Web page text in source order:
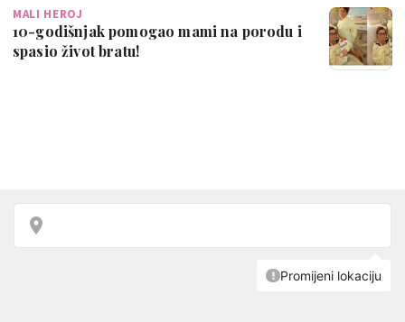
MALI HEROJ
10-godišnjak pomogao mami na porodu i
spasio život bratu!